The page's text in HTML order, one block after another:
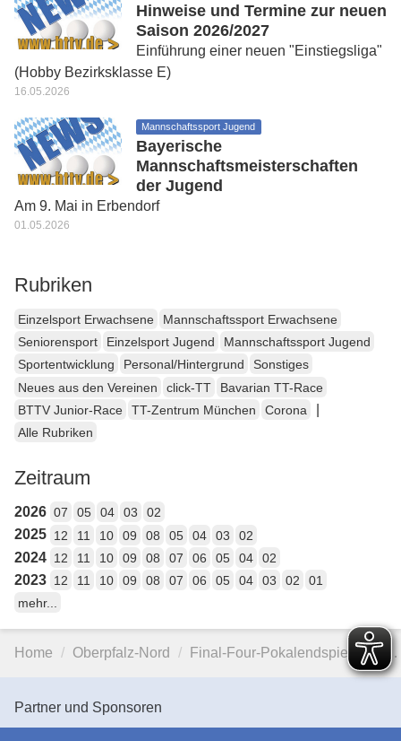
Hinweise und Termine zur neuen
Saison 2026/2027
Einführung einer neuen "Einstiegsliga"
(Hobby Bezirksklasse E)
16.05.2026
Mannschaftssport Jugend
Bayerische
Mannschaftsmeisterschaften
der Jugend
Am 9. Mai in Erbendorf
01.05.2026
Rubriken
Einzelsport Erwachsene
Mannschaftssport Erwachsene
Seniorensport
Einzelsport Jugend
Mannschaftssport Jugend
Sportentwicklung
Personal/Hintergrund
Sonstiges
Neues aus den Vereinen
click-TT
Bavarian TT-Race
BTTV Junior-Race
TT-Zentrum München Corona
Alle Rubriken
Zeitraum
2026 07 05 04 03 02
2025 12 11 10 09 08 05 04 03 02
2024 12 11 10 09 08 07 06 05 04 02
2023 12 11 10 09 08 07 06 05 04 03 02
01
mehr...
Home Oberpfalz-Nord Final-Four-Pokalendspiele der…
Partner und Sponsoren